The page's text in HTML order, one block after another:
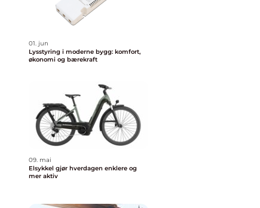
01. jun
Lysstyring i moderne bygg: komfort,
økonomi og bærekraft
09. mai
Elsykkel gjør hverdagen enklere og
mer aktiv